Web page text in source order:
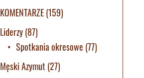
KOMENTARZE(159)
Liderzy(87)
Spotkania okresowe (77)
Męski Azymut (27)